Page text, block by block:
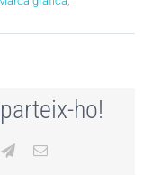
ho!
TelegramEmail: